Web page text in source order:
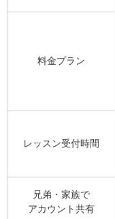
料金プラン
レッスン受付時間
兄弟・家族で
アカウント共有